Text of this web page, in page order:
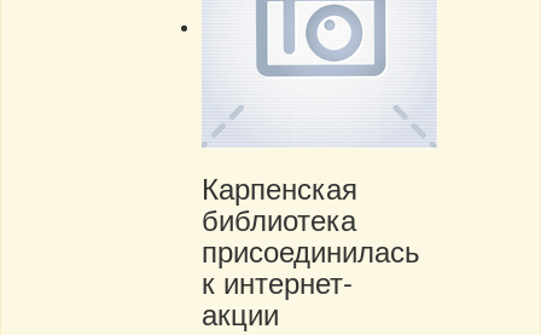
Карпенская
библиотека
присоединилась
к интернет-
акции